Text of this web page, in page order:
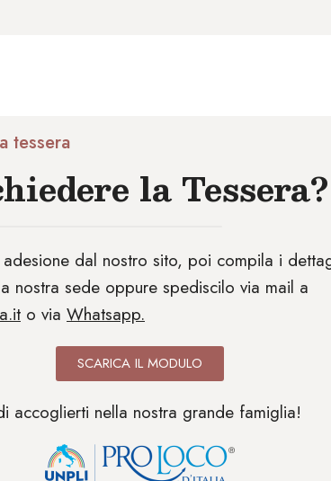
tessera
la Tessera?
dal nostro sito, poi compila i
nostra sede oppure spediscilo via mail a
o via Whatsapp.
SCARICA IL MODULO
accoglierti nella nostra grande famiglia!